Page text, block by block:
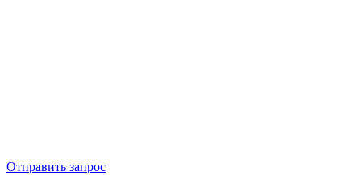
Отправить запрос